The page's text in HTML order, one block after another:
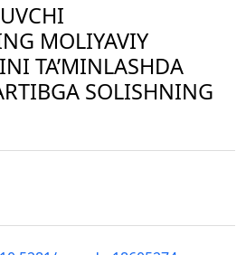
MOLIYAVIY
TA’MINLASHDA
SOLISHNING